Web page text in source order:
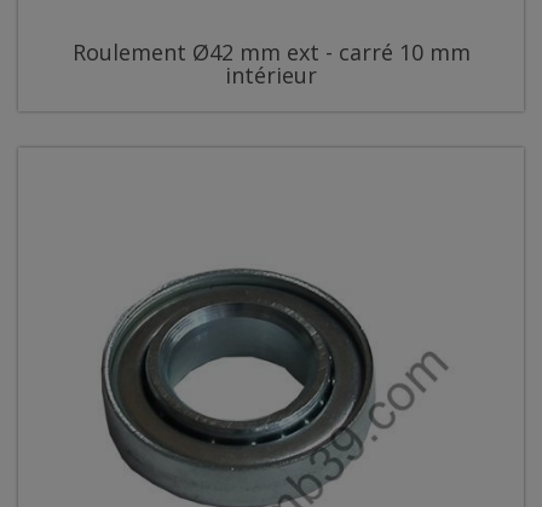
Roulement Ø42 mm ext - carré 10 mm
intérieur